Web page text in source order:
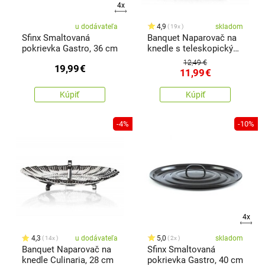
4x
u dodávateľa
Sfinx Smaltovaná
pokrievka Gastro, 36 cm
19,99€
Kúpiť
4,9 19x skladom
Banquet Naparovač na
knedle s teleskopickým
držiakom Culinaria, 23
12,49 €
11,99€
Kúpiť
-4%
4,3 14x u dodávateľa
Banquet Naparovač na
knedle Culinaria, 28 cm
-10%
4x
5,0 2x skladom
Sfinx Smaltovaná
pokrievka Gastro, 40 cm